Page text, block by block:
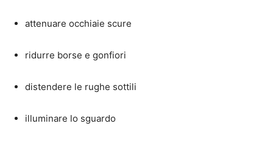
attenuare occhiaie scure
ridurre borse e gonfiori
distendere le rughe sottili
illuminare lo sguardo